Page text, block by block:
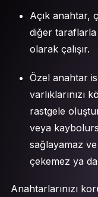
Açık anahtar,
diğer
olarak çalışır.
Özel anahtar
varlıklarınızı
rastgele
veya
sağlayamaz ve
çekemez ya da
Anahtarlarınızı